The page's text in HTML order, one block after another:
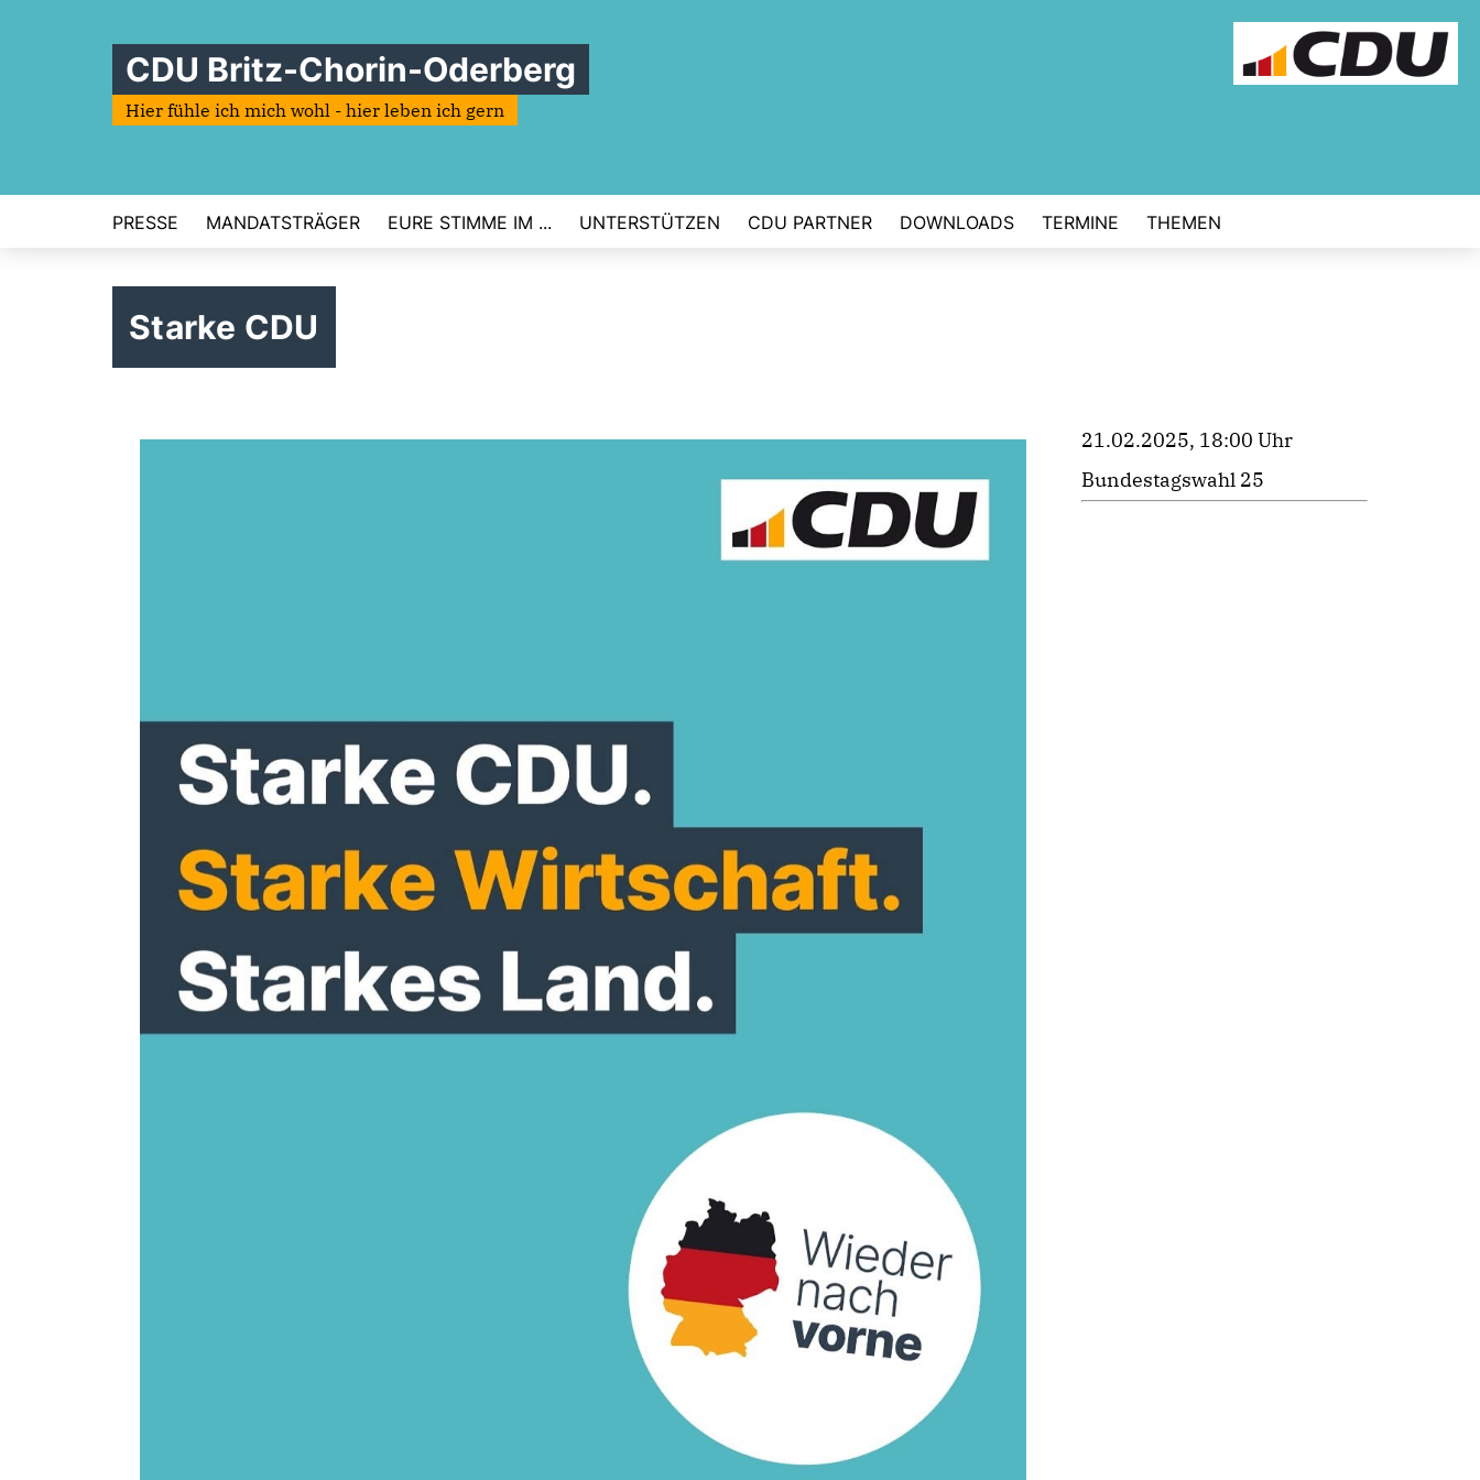
CDU Britz-Chorin-Oderberg
Hier fühle ich mich wohl - hier leben ich gern
PRESSE MANDATSTRÄGER EURE STIMME IM ... UNTERSTÜTZEN CDU PARTNER DOWNLOADS TERMINE THEMEN
Starke CDU
21.02.2025, 18:00 Uhr
Bundestagswahl 25